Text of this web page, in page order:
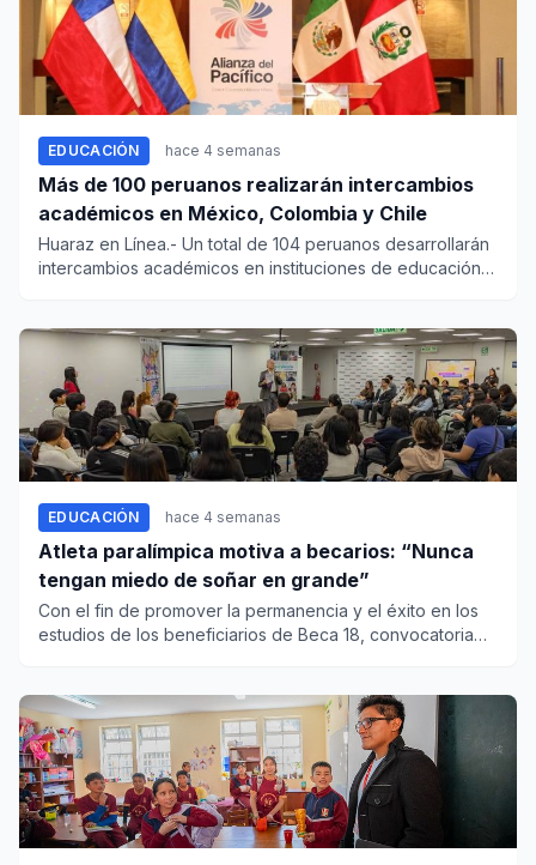
EDUCACIÓN hace 4 semanas
Más de 100 peruanos realizarán intercambios
académicos en México, Colombia y Chile
Huaraz en Línea.- Un total de 104 peruanos desarrollarán
intercambios académicos en instituciones de educación
EDUCACIÓN hace 4 semanas
Atleta paralímpica motiva a becarios: “Nunca
tengan miedo de soñar en grande”
Con el fin de promover la permanencia y el éxito en los
estudios de los beneficiarios de Beca 18, convocatoria